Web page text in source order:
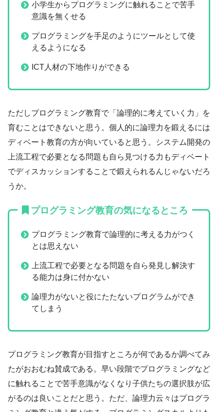
小学生からプログラミングに触れることで苦手
意識を無くせる
プログラミングを手足のようにツールとして使
えるようになる
ICT人材の下地作りができる
ただしプログラミング教育で「論理的に考えていく力」を
育むことはできないと思う。個人的に論理力を鍛えるには
ディベート教育の方が向いていると思う。システム開発の
上流工程で必要となる問題も自ら見つける力もディベート
でディスカッションすることで鍛えられるんじゃないだろ
うか。
プログラミング教育の気になるところ
プログラミング教育で論理的に考える力がつく
とは思えない
上流工程で必要となる問題を自ら発見し解決す
る能力は身に付かない
論理力がないと役にたたないプログラムができ
てしまう
プログラミング教育が目指すところが何であるか調べてみ
たがおおむね賛成である。早い段階でプログラミングなど
に触れることで苦手意識がなくなり子供たちの選択肢が広
がるのは良いことだと思う。ただ、論理力云々はプログラ